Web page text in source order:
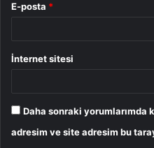
E-posta *
İnternet sitesi
Daha sonraki yorumlarımda
adresim ve site adresim bu